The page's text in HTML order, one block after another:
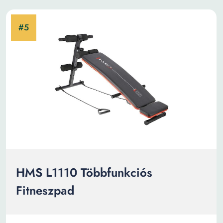
HMS L1110 Többfunkciós
Fitneszpad